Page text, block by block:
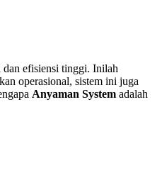
dan efisiensi tinggi. Inilah
operasional, sistem ini juga
Anyaman System adalah